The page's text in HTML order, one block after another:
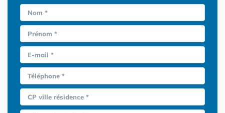
Nom *
Prénom *
E-mail *
Téléphone *
CP ville résidence *